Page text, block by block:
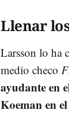
Llenar
Larsson lo ha
medio checo
ayudante en
Koeman en el